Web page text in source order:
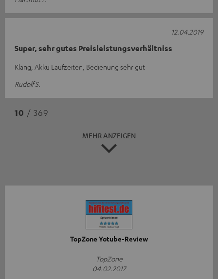
Super, sehr gutes Preisleistungsverhältniss
Klang, Akku Laufzeiten, Bedienung sehr gut
Rudolf S.
12.04.2019
10 / 369
MEHR ANZEIGEN
TopZone Yotube-Review
TopZone
04.02.2017